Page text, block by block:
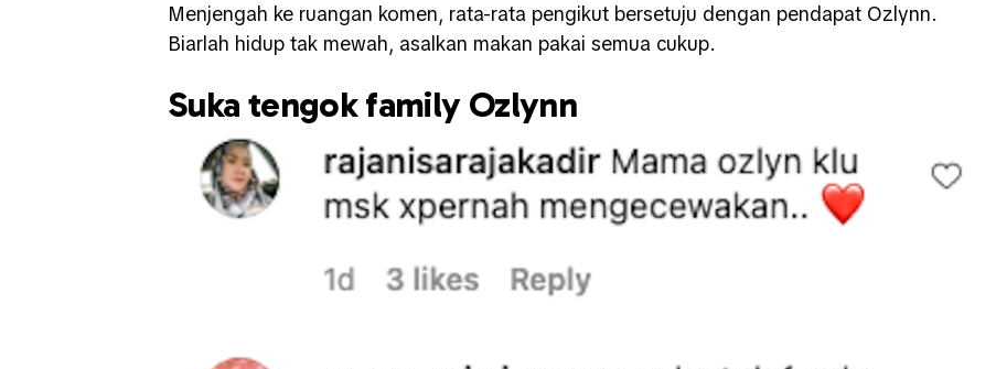
Menjengah ke ruangan komen, rata-rata pengikut bersetuju dengan pendapat Ozlynn.
Biarlah hidup tak mewah, asalkan makan pakai semua cukup.
Suka tengok family Ozlynn